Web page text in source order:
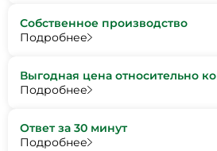
Собственное производство
Подробнее
Выгодная цена относительно
Подробнее
Ответ за 30 минут
Подробнее